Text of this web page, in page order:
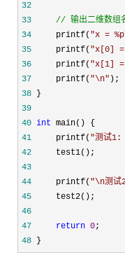
32
33
// 输出二维数
34
     printf(
"x =
35
     printf(
"x[0] =
36
     printf(
"x[1] =
37
     printf(
"\n"
38
39
40 int
41
     printf(
"测试1:
42
43
44
     printf(
"\n测
45
46
47
return 0
48 }